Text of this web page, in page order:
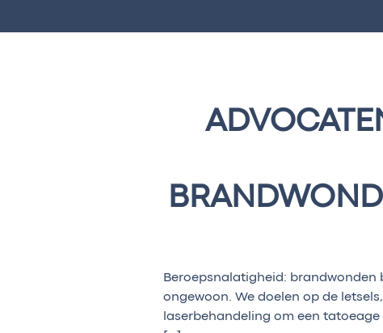
Beroepsnalatigheid: brandwonden
ongewoon. We doelen op de
laserbehandeling om een